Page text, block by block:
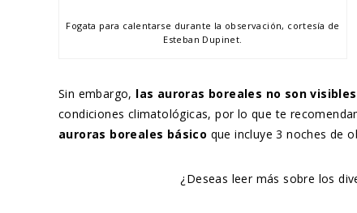
Fogata para calentarse durante la observación, cortesía de
Esteban Dupinet.
Sin embargo, las auroras boreales no son
condiciones climatológicas, por lo que te
auroras boreales básico que incluye 3 noches de
¿Deseas leer más sobre los